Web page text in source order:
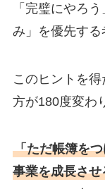
「完璧にやろ
み」を優先する
このヒントを
方が180度変わ
「ただ帳簿を
事業を成長さ